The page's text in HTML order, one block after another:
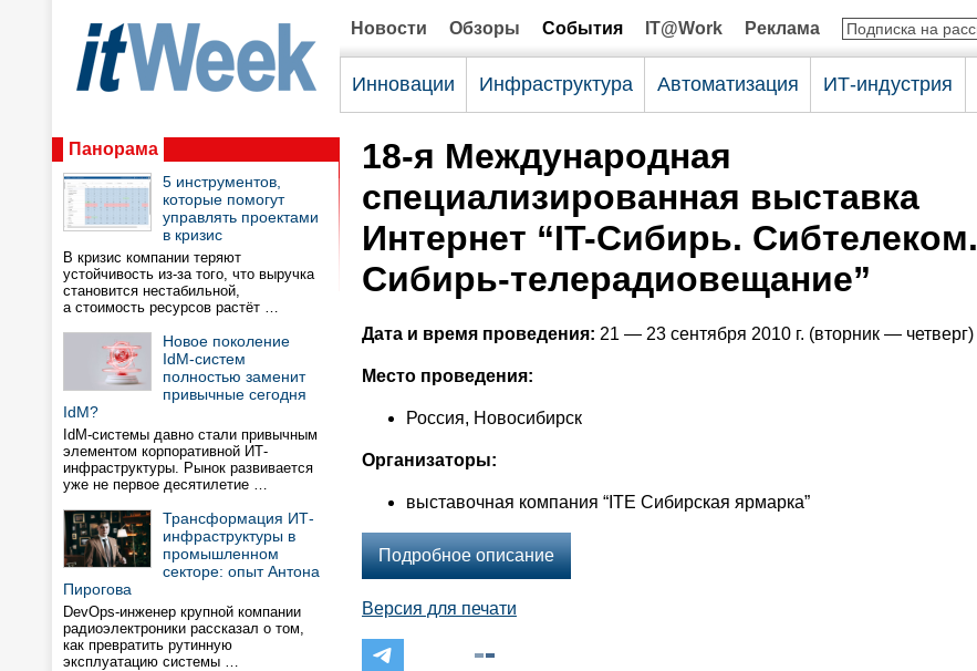
Новости Обзоры События IT@Work Реклама
Инновации Инфраструктура Автоматизация ИТ-индустрия
Панорама
5 инструментов,
которые помогут
управлять проектами
в кризис
В кризис компании теряют
устойчивость из-за того, что выручка
становится нестабильной,
а стоимость ресурсов растёт …
Новое поколение
IdM-систем
полностью заменит
привычные сегодня
IdM?
IdM-системы давно стали привычным
элементом корпоративной ИТ-
инфраструктуры. Рынок развивается
уже не первое десятилетие …
Трансформация ИТ-
инфраструктуры в
промышленном
секторе: опыт Антона
Пирогова
DevOps-инженер крупной компании
радиоэлектроники рассказал о том,
как превратить рутинную
эксплуатацию системы …
18-я Международная
специализированная выставка
Интернет “IT-Сибирь. Сибтелеком.
Сибирь-телерадиовещание”
Дата и время проведения: 21 — 23 сентября 2010 г. (вторник — четверг)
Место проведения:
Россия, Новосибирск
Организаторы:
выставочная компания “ITE Сибирская ярмарка”
Подробное описание
Версия для печати